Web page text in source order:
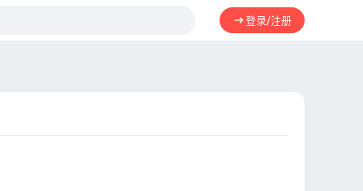
登录/注册